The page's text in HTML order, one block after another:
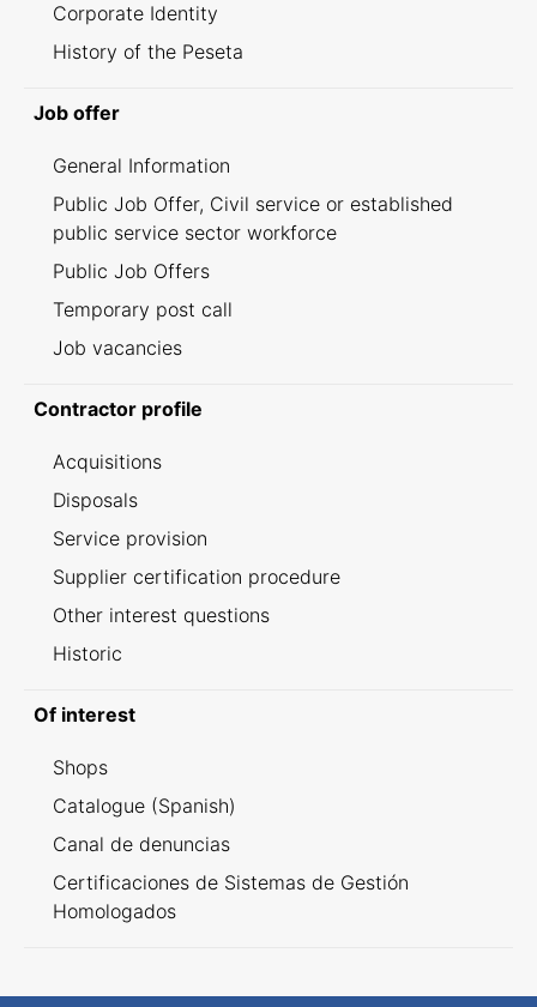
Corporate Identity
History of the Peseta
Job offer
General Information
Public Job Offer, Civil service or established
public service sector workforce
Public Job Offers
Temporary post call
Job vacancies
Contractor profile
Acquisitions
Disposals
Service provision
Supplier certification procedure
Other interest questions
Historic
Of interest
Shops
Catalogue (Spanish)
Canal de denuncias
Certificaciones de Sistemas de Gestión
Homologados